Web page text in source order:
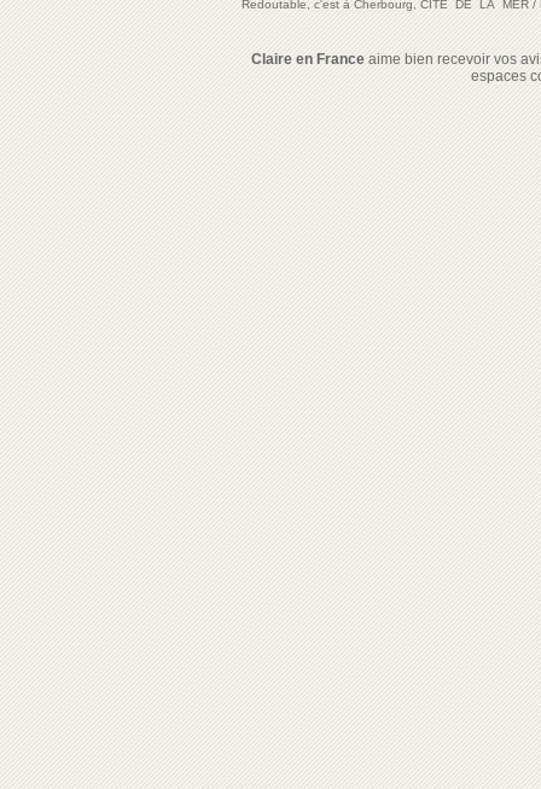
Redoutable, c'est à Cherbourg, CITE DE LA MER/
Claire en Franceaime bien recevoir vos
espaces